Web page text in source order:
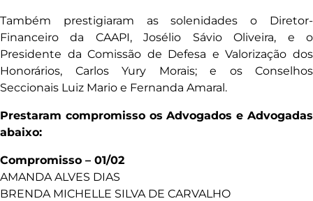
Também prestigiaram as solenidades o Diretor-
Financeiro da CAAPI, Josélio Sávio Oliveira, e o
Presidente da Comissão de Defesa e Valorização dos
Honorários, Carlos Yury Morais; e os Conselhos
Seccionais Luiz Mario e Fernanda Amaral.
Prestaram compromisso os Advogados e Advogadas
abaixo:
Compromisso – 01/02
AMANDA ALVES DIAS
BRENDA MICHELLE SILVA DE CARVALHO